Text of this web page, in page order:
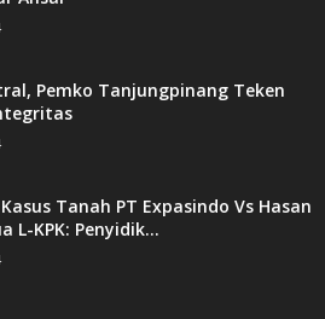
Pemko Tanjungpinang Teken
Tanah PT Expasindo Vs Hasan
L-KPK: Penyidik...